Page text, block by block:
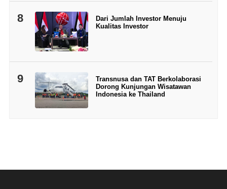
8
Dari Jumlah Investor Menuju
Kualitas Investor
9
Transnusa dan TAT Berkolaborasi
Dorong Kunjungan Wisatawan
Indonesia ke Thailand